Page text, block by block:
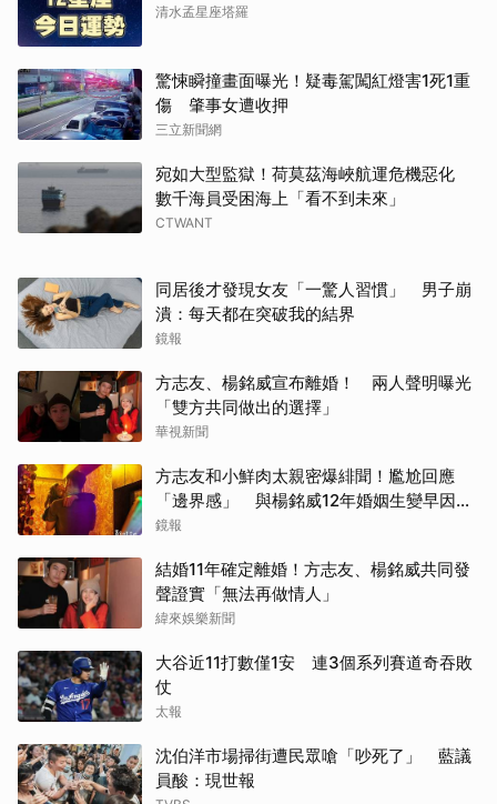
清水孟星座塔羅
驚悚瞬撞畫面曝光！疑毒駕闖紅燈害1死1重
傷 肇事女遭收押
三立新聞網
宛如大型監獄！荷莫茲海峽航運危機惡化
數千海員受困海上「看不到未來」
CTWANT
同居後才發現女友「一驚人習慣」 男子崩
潰：每天都在突破我的結界
鏡報
方志友、楊銘威宣布離婚！ 兩人聲明曝光
「雙方共同做出的選擇」
華視新聞
方志友和小鮮肉太親密爆緋聞！尷尬回應
「邊界感」 與楊銘威12年婚姻生變早因
「這問題」洩端倪
鏡報
結婚11年確定離婚！方志友、楊銘威共同發
聲證實「無法再做情人」
緯來娛樂新聞
大谷近11打數僅1安 連3個系列賽道奇吞敗
仗
太報
沈伯洋市場掃街遭民眾嗆「吵死了」 藍議
員酸：現世報
取消